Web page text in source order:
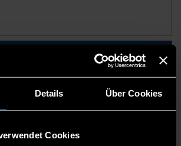
Details Über Cookies
Cookies